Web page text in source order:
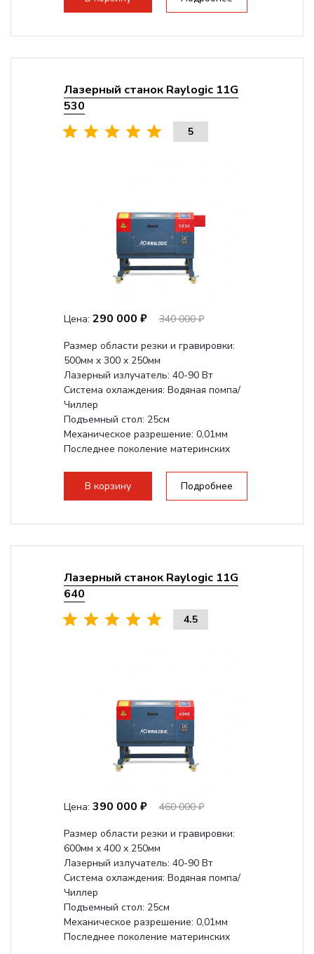
Лазерный станок Raylogic 11G
530
5
Цена: 290 000 ₽
340 000 ₽
Размер области резки и гравировки:
500мм х 300 х 250мм
Лазерный излучатель: 40-90 Вт
Система охлаждения: Водяная помпа/
Чиллер
Подъемный стол: 25см
Механическое разрешение: 0,01мм
Последнее поколение материнских
В корзину Подробнее
Лазерный станок Raylogic 11G
640
4.5
Цена: 390 000 ₽
460 000 ₽
Размер области резки и гравировки:
600мм х 400 х 250мм
Лазерный излучатель: 40-90 Вт
Система охлаждения: Водяная помпа/
Чиллер
Подъемный стол: 25см
Механическое разрешение: 0,01мм
Последнее поколение материнских